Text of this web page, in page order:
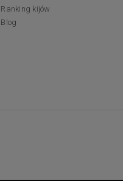
Ranking kijów
Blog